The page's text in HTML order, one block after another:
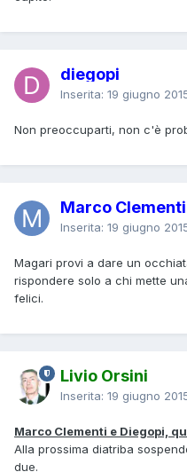
diegopi
Inserita: 19 giugno
Non preoccuparti, non c'è
Marco Clementi
Inserita: 19 giugno
Magari provi a dare un
rispondere solo a chi mette
felici.
Livio Orsini
Inserita: 19 giugno
Marco Clementi e Diegopi,
Alla prossima diatriba
due.